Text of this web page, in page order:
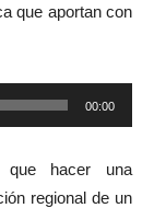
que aportan con
00:00
que hacer una
regional de un